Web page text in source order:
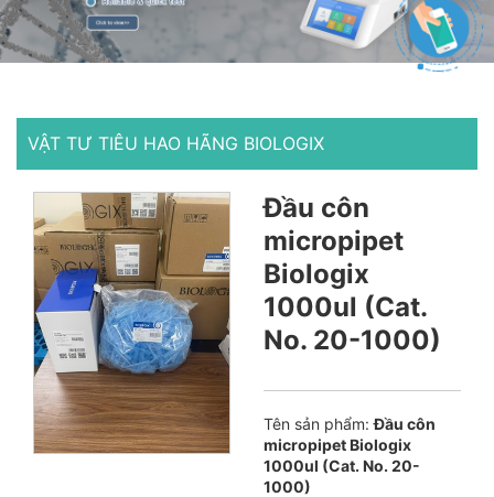
VẬT TƯ TIÊU HAO HÃNG BIOLOGIX
Đầu côn
micropipet
Biologix
1000ul (Cat.
No. 20-1000)
Tên sản phẩm: Đầu côn
micropipet Biologix
1000ul (Cat. No. 20-
1000)